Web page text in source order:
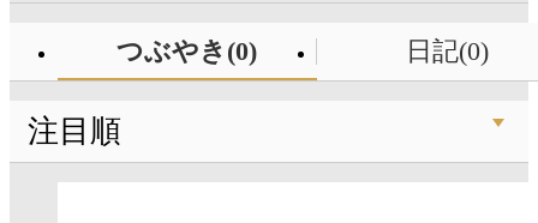
つぶやき(0) 日記(0)
注目順